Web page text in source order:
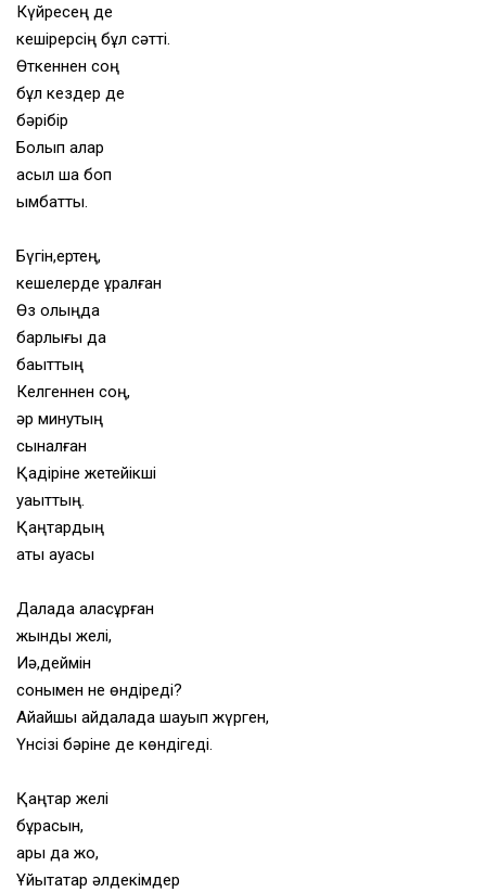
Күйресең де
кешірерсің бұл сәтті.
Өткеннен соң
бұл кездер де
бәрібір
Болып қалар
асыл шақ боп
қымбатты.
Бүгін,ертең,
кешелерде құралған
Өз қолыңда
барлығы да
бақыттың
Келгеннен соң,
әр минутың
сыналған
Қадіріне жетейікші
уақыттың.
Қаңтардың
қақты ауасы
Далада аласұрған
жынды желі,
Иә,деймін
сонымен не өндіреді?
Айқайшы айдалада шауып жүрген,
Үнсізі бәріне де көндігеді.
Қаңтар желі
бұрқасын,
қары да жоқ,
Ұйықтатар әлдекімдер